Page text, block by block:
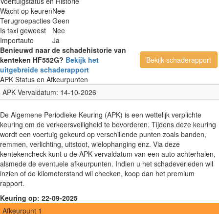
Wacht op keurenNee
Terugroepacties Geen
Is taxi geweest
Nee
Importauto
Ja
Benieuwd naar de schadehistorie van
kenteken HF552G? Bekijk het
uitgebreide schaderapport
Bekijk schaderapport
APK Status en Afkeurpunten
APK Vervaldatum: 14-10-2026
De Algemene Periodieke Keuring (APK) is een wettelijk verplichte
keuring om de verkeersveiligheid te bevorderen. Tijdens deze keuring
wordt een voertuig gekeurd op verschillende punten zoals banden,
remmen, verlichting, uitstoot, wielophanging enz. Via deze
kentekencheck kunt u de APK vervaldatum van een auto achterhalen,
alsmede de eventuele afkeurpunten. Indien u het schadeverleden wil
inzien of de kilometerstand wil checken, koop dan het premium
rapport.
Keuring op: 22-09-2025
Afkeurpunt 1